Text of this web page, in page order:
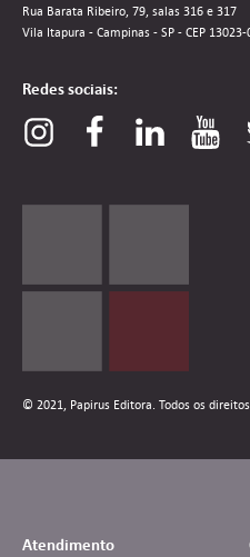
Rua Barata Ribeiro, 79, salas 316 e 317
Vila Itapura - Campinas - SP - CEP 13023-
Redes sociais:
© 2021, Papirus Editora. Todos os
Atendimento